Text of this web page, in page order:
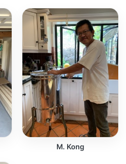
M. Kong